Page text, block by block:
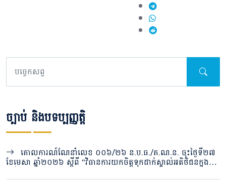
ច្បាប់ និងបទប្បញ្ញត្តិ
ខែមេសា ឆ្នាំ២០២៦ ស្តីពី “វិធានការយកចិត្តទុកដាក់ស្គាល់អតិថិជនក្នុង
វិស័យបរធនបាលកិច្ច”